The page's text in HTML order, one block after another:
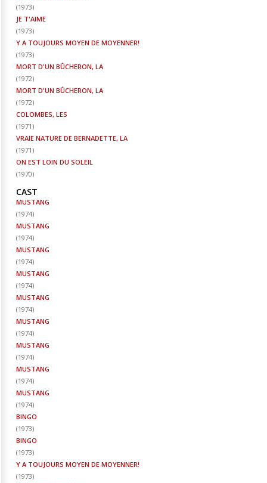
(1973)
JE T'AIME
(1973)
Y A TOUJOURS MOYEN DE MOYENNER!
(1973)
MORT D'UN BÛCHERON, LA
(1972)
MORT D'UN BÛCHERON, LA
(1972)
COLOMBES, LES
(1971)
VRAIE NATURE DE BERNADETTE, LA
(1971)
ON EST LOIN DU SOLEIL
(1970)
CAST
MUSTANG
(1974)
MUSTANG
(1974)
MUSTANG
(1974)
MUSTANG
(1974)
MUSTANG
(1974)
MUSTANG
(1974)
MUSTANG
(1974)
MUSTANG
(1974)
MUSTANG
(1974)
BINGO
(1973)
BINGO
(1973)
Y A TOUJOURS MOYEN DE MOYENNER!
(1973)